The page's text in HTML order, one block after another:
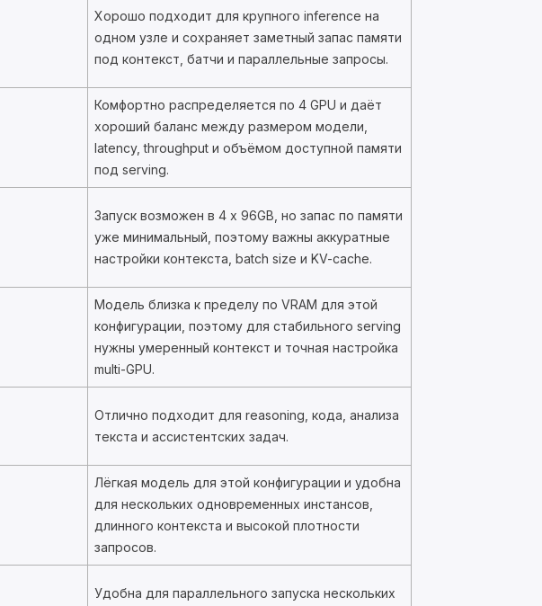
Хорошо подходит для крупного inference на
одном узле и сохраняет заметный запас памяти
под контекст, батчи и параллельные запросы.
Комфортно распределяется по 4 GPU и даёт
хороший баланс между размером модели,
latency, throughput и объёмом доступной памяти
под serving.
Запуск возможен в 4 x 96GB, но запас по памяти
уже минимальный, поэтому важны аккуратные
настройки контекста, batch size и KV-cache.
Модель близка к пределу по VRAM для этой
конфигурации, поэтому для стабильного serving
нужны умеренный контекст и точная настройка
multi-GPU.
Отлично подходит для reasoning, кода, анализа
текста и ассистентских задач.
Лёгкая модель для этой конфигурации и удобна
для нескольких одновременных инстансов,
длинного контекста и высокой плотности
запросов.
Удобна для параллельного запуска нескольких